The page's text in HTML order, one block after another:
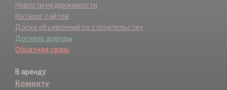
Новости недвижимости
Каталог сайтов
Доска объявлений по строительству
Договор аренды
Обратная связь
В аренду:
Комнату